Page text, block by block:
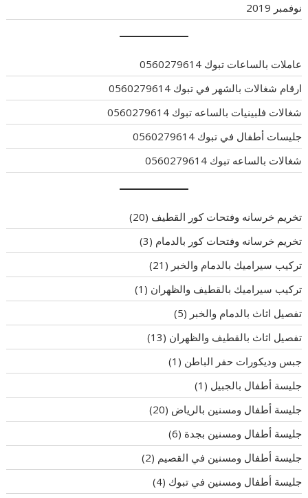
نوفمبر 2019
عاملات بالساعات تبوك 0560279614
ارقام شغالات بالشهر في تبوك 0560279614
شغالات فلبينيات بالساعه تبوك 0560279614
جليسات أطفال في تبوك 0560279614
شغالات بالساعه تبوك 0560279614
تخريم خرسانه وفتحات كور القطيف (20)
تخريم خرسانه وفتحات كور بالدمام (3)
تركيب سيراميك بالدمام والخبر (21)
تركيب سيراميك بالقطيف والظهران (1)
تفصيل اثاث بالدمام والخبر (5)
تفصيل اثاث بالقطيف والظهران (13)
جبس وديكورات حفر الباطن (1)
جليسة أطفال بالجبيل (1)
جليسة أطفال ومسنين بالرياض (20)
جليسة أطفال ومسنين بجدة (6)
جليسة أطفال ومسنين في القصيم (2)
جليسة أطفال ومسنين في تبوك (4)